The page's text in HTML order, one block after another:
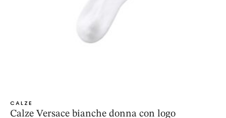
CALZE
Calze Versace bianche donna con logo